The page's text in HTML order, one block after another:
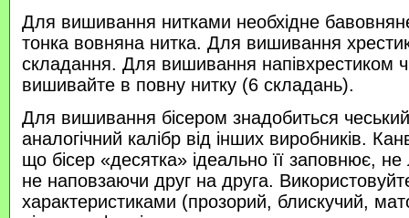
Для вишивання нитками необхідне
тонка вовняна нитка. Для вишивання
складання. Для вишивання напівхрестиком
вишивайте в повну нитку (6 складань).
Для вишивання бісером знадобиться
аналогічний калібр від інших виробників.
що бісер «десятка» ідеально її заповнює,
не наповзаючи друг на друга.
характеристиками (прозорий, блискучий,